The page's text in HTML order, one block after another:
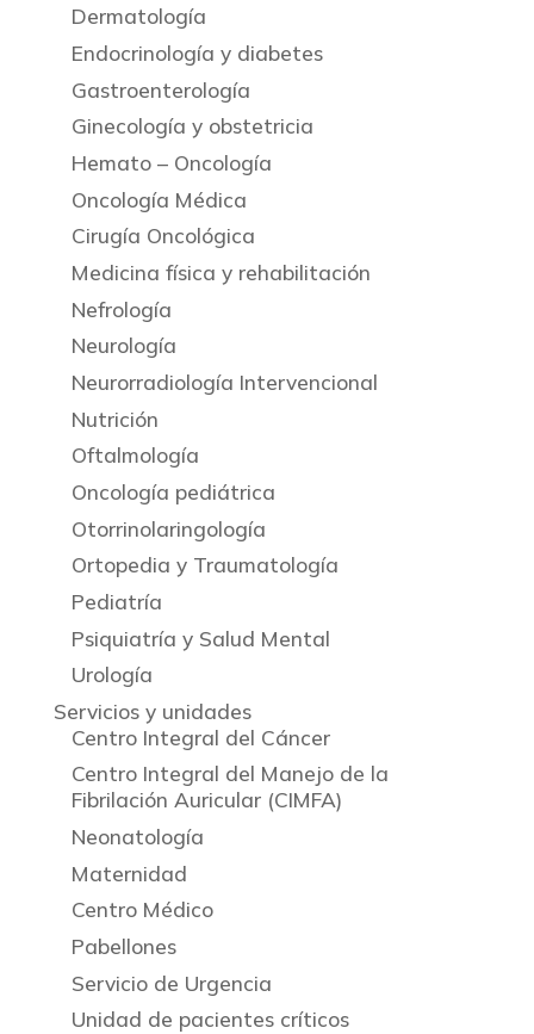
Dermatología
Endocrinología y diabetes
Gastroenterología
Ginecología y obstetricia
Hemato – Oncología
Oncología Médica
Cirugía Oncológica
Medicina física y rehabilitación
Nefrología
Neurología
Neurorradiología Intervencional
Nutrición
Oftalmología
Oncología pediátrica
Otorrinolaringología
Ortopedia y Traumatología
Pediatría
Psiquiatría y Salud Mental
Urología
Servicios y unidades
Centro Integral del Cáncer
Centro Integral del Manejo de la
Fibrilación Auricular (CIMFA)
Neonatología
Maternidad
Centro Médico
Pabellones
Servicio de Urgencia
Unidad de pacientes críticos